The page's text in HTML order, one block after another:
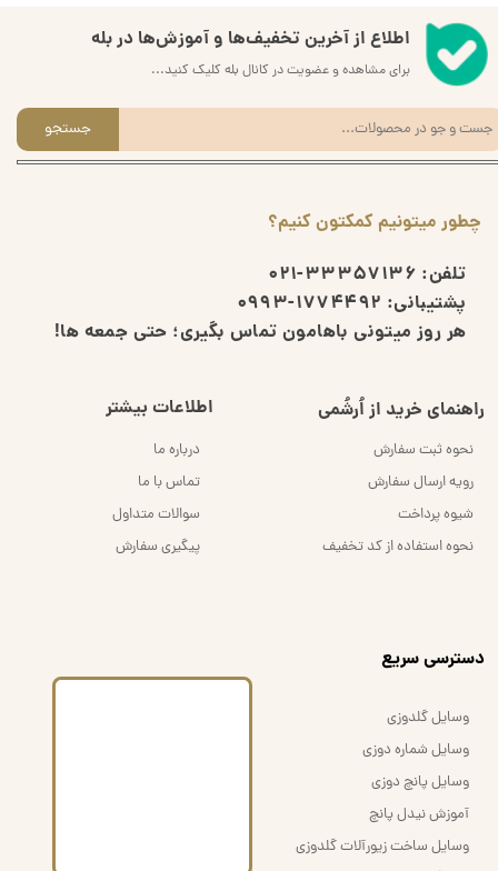
چطور میتونیم کمکتون کنیم؟
تلفن: 33357136-021
پشتیبانی: 1774492-0993
هر روز میتونی باهامون تماس بگیری؛ حتی جمعه ها!
راهنمای خرید از اُرشُمی
نحوه ثبت سفارش
رویه ارسال سفارش
شیوه پرداخت
نحوه استفاده از کد تخفیف
اطلاعات بیشتر
درباره ما
تماس با ما
سوالات متداول
پیگیری سفارش
اطلاع از آخرین تخفیف‌ها و آموزش‌ها در بله
برای مشاهده و عضویت در کانال بله کلیک کنید...
جستجو
​دسترسی سریع
وسایل گلدوزی
وسایل شماره دوزی
وسایل پانچ دوزی
آموزش نیدل پانچ
وسایل ساخت زیورآلات گلدوزی